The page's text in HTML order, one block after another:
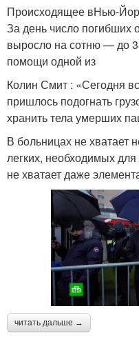
Происходящее вНью-
За день число погибших
выросло на сотню — до
помощи одной из
Колин Смит : «Сегодня
пришлось подогнать
хранить тела умерших
В больницах не хватает
легких, необходимых
не хватает даже
читать дальше →